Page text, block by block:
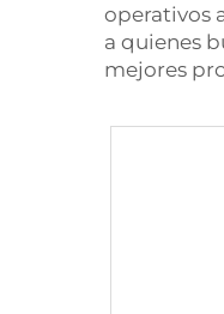
operativos
a quienes
mejores